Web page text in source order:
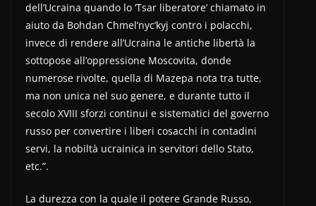
dell’Ucraina quando lo ‘Tsar liberatore’ chiamato in
aiuto da Bohdan Chmel’nyc’kyj contro i polacchi,
invece di rendere all’Ucraina le antiche libertà la
sottopose all’oppressione Moscovita, donde
numerose rivolte, quella di Mazepa nota tra tutte,
ma non unica nel suo genere, e durante tutto il
secolo XVIII sforzi continui e sistematici del governo
russo per convertire i liberi cosacchi in contadini
servi, la nobiltà ucrainica in servitori dello Stato,
etc.”.
La durezza con la quale il potere Grande Russo,